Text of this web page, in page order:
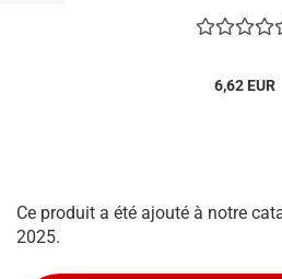
6,62 EUR
Ce produit a été ajouté à notre
2025.